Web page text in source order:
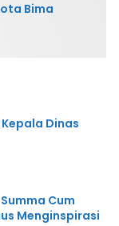
Bima
Dinas
Cum
Menginspirasi